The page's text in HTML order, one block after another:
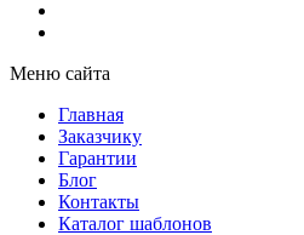
Меню сайта
Главная
Заказчику
Гарантии
Блог
Контакты
Каталог шаблонов